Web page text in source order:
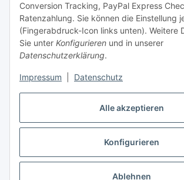
Alle akzeptieren
Konfigurieren
Ablehnen
Conversion Tracking, PayPal Express
Ratenzahlung. Sie können die Einstellung
(Fingerabdruck-Icon links unten). Weitere
Sie unter Konfigurieren und in unserer
Datenschutzerklärung.
Impressum Datenschutz
Zahlungsmöglichkeiten